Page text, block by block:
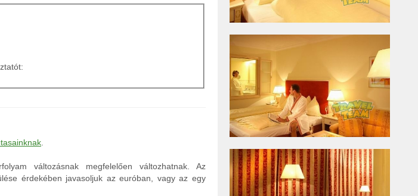
.
változásnak megfelelően változhatnak. Az
érdekében javasoljuk az euróban, vagy az egy